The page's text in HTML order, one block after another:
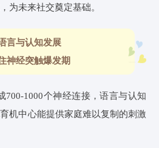
为未来社交奠定基础。
言与认知发展
神经突触爆发期
700-1000个神经连接，语言与认知
机中心能提供家庭难以复制的刺激